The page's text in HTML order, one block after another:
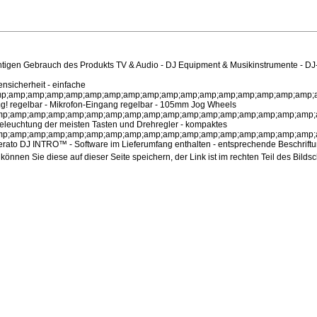
Gebrauch des Produkts TV & Audio - DJ Equipment & Musikinstrumente -
Sie diese auf dieser Seite speichern, der Link ist im rechten Teil des